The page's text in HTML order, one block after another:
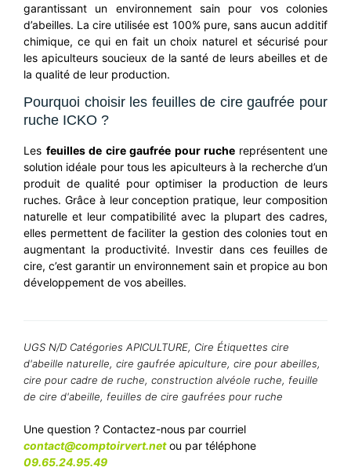
garantissant un environnement sain pour vos colonies
d’abeilles. La cire utilisée est 100% pure, sans aucun additif
chimique, ce qui en fait un choix naturel et sécurisé pour
les apiculteurs soucieux de la santé de leurs abeilles et de
la qualité de leur production.
Pourquoi choisir les feuilles de cire gaufrée pour
ruche ICKO ?
Les feuilles de cire gaufrée pour ruche représentent une
solution idéale pour tous les apiculteurs à la recherche d’un
produit de qualité pour optimiser la production de leurs
ruches. Grâce à leur conception pratique, leur composition
naturelle et leur compatibilité avec la plupart des cadres,
elles permettent de faciliter la gestion des colonies tout en
augmentant la productivité. Investir dans ces feuilles de
cire, c’est garantir un environnement sain et propice au bon
développement de vos abeilles.
UGS N/D Catégories APICULTURE, Cire Étiquettes cire
d'abeille naturelle, cire gaufrée apiculture, cire pour abeilles,
cire pour cadre de ruche, construction alvéole ruche, feuille
de cire d'abeille, feuilles de cire gaufrées pour ruche
Une question ? Contactez-nous par courriel
contact@comptoirvert.netou par téléphone
09.65.24.95.49